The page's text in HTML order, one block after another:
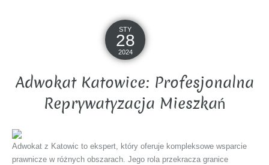
STY
28
2024
Adwokat Katowice: Profesjonalna
Reprywatyzacja Mieszkań
Adwokat z Katowic to ekspert, który oferuje kompleksowe wsparcie
prawnicze w różnych obszarach. Jego rola przekracza granice